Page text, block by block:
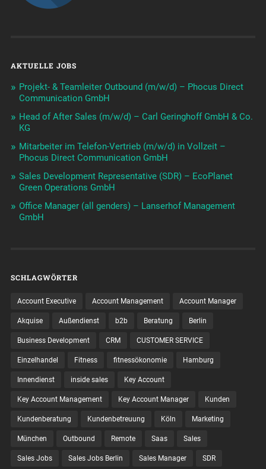
AKTUELLE JOBS
Projekt- & Teamleiter Outbound (m/w/d) – Phocus Direct
Communication GmbH
Head of After Sales (m/w/d) – Carl Geringhoff GmbH & Co.
KG
Mitarbeiter im Telefon-Vertrieb (m/w/d) in Vollzeit –
Phocus Direct Communication GmbH
Sales Development Representative (SDR) – EcoPlanet
Green Operations GmbH
Office Manager (all genders) – Lanserhof Management
GmbH
SCHLAGWÖRTER
Account Executive Account Management Account Manager
Akquise Außendienst b2b Beratung Berlin
Business Development CRM CUSTOMER SERVICE
Einzelhandel Fitness fitnessökonomie Hamburg
Innendienst inside sales Key Account
Key Account Management Key Account Manager Kunden
Kundenberatung Kundenbetreuung Köln Marketing
München Outbound Remote Saas Sales
Sales Jobs Sales Jobs Berlin Sales Manager SDR